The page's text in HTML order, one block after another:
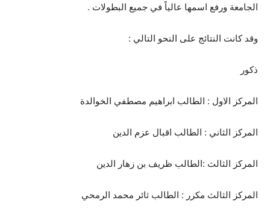
الجامعة ورفع اسمها عالياً في جميع البطولات .
وقد كانت النتائج على النحو التالي :
ذكور
المركز الاول : الطالب ابراهيم مصطفي الخوالدة
المركز الثاني : الطالب اقبال عزم الدين
المركز الثالث :الطالب ظريف بن زهار الدين
المركز الثالث مكرر : الطالب ثائر محمد الرمحي